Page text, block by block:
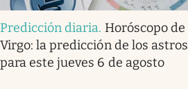
Predicción diaria. Horóscopo de
Virgo: la predicción de los astros
para este jueves 6 de agosto